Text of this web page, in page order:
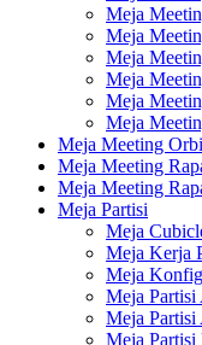
Meja
Meja
Meja
Meja
Meja
Meja
Meja Meeting
Meja Meeting
Meja Meeting
Meja Partisi
Meja
Meja Kerja
Meja
Meja Partisi
Meja Partisi
Meja Partisi